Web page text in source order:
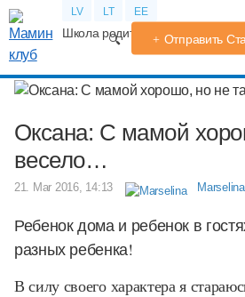
LV LT EE
Школа родителей Календарь
Отправить
Оксана: С мамой
весело…
21. Mar 2016, 14:13 Marselina
Ребенок дома и ребенок в
разных ребенка!
В силу своего характера я